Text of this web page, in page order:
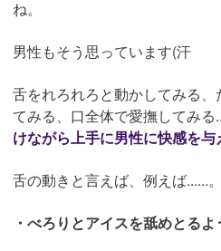
ね。
男性もそう思っています(汗
舌をれろれろと動かしてみる
てみる、口全体で愛撫してみる
けながら上手に男性に快感を与
舌の動きと言えば、例えば......。
・べろりとアイスを舐めとる